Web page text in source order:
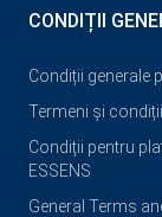
CONDIȚII
Condiții generale
Termeni și condiții
Condiții pentru
ESSENS
General Terms